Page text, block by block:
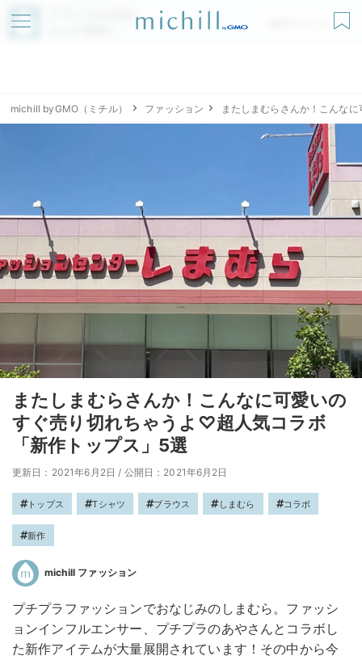
アプリでmichillが
無料ダウンロード
michill byGMO（ミチル） ファッション またしまむらさんか！こんな
またしまむらさんか！こんなに可愛いの
すぐ売り切れちゃうよ♡超人気コラボ
「新作トップス」5選
更新日：2021年6月2日 / 公開日：2021年6月2日
トップス Tシャツ ブラウス しまむら コラボ
新作
michill ファッション
プチプラファッションでおなじみのしまむら。ファッシ
ョンインフルエンサー、プチプラのあやさんとコラボし
た新作アイテムが大量展開されています！その中から今